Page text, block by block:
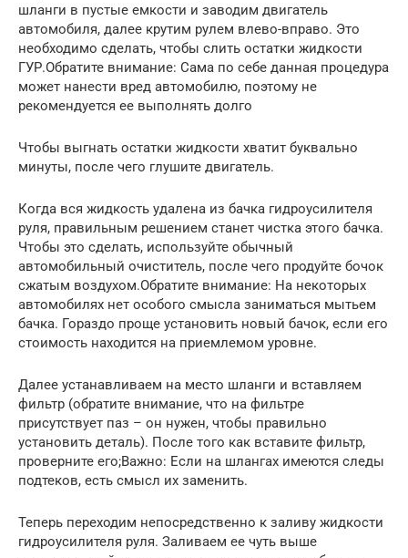
шланги в пустые емкости и заводим двигатель
автомобиля, далее крутим рулем влево-вправо. Это
необходимо сделать, чтобы слить остатки жидкости
ГУР.Обратите внимание: Сама по себе данная процедура
может нанести вред автомобилю, поэтому не
рекомендуется ее выполнять долго
Чтобы выгнать остатки жидкости хватит буквально
минуты, после чего глушите двигатель.
Когда вся жидкость удалена из бачка гидроусилителя
руля, правильным решением станет чистка этого бачка.
Чтобы это сделать, используйте обычный
автомобильный очиститель, после чего продуйте бочок
сжатым воздухом.Обратите внимание: На некоторых
автомобилях нет особого смысла заниматься мытьем
бачка. Гораздо проще установить новый бачок, если его
стоимость находится на приемлемом уровне.
Далее устанавливаем на место шланги и вставляем
фильтр (обратите внимание, что на фильтре
присутствует паз – он нужен, чтобы правильно
установить деталь). После того как вставите фильтр,
проверните его;Важно: Если на шлангах имеются следы
подтеков, есть смысл их заменить.
Теперь переходим непосредственно к заливу жидкости
гидроусилителя руля. Заливаем ее чуть выше